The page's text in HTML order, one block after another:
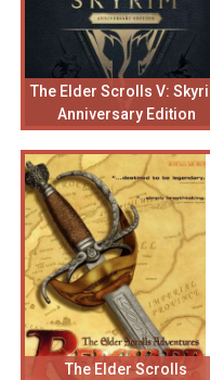
The Elder Scrolls V:
Anniversary Edition
The Elder Scrolls